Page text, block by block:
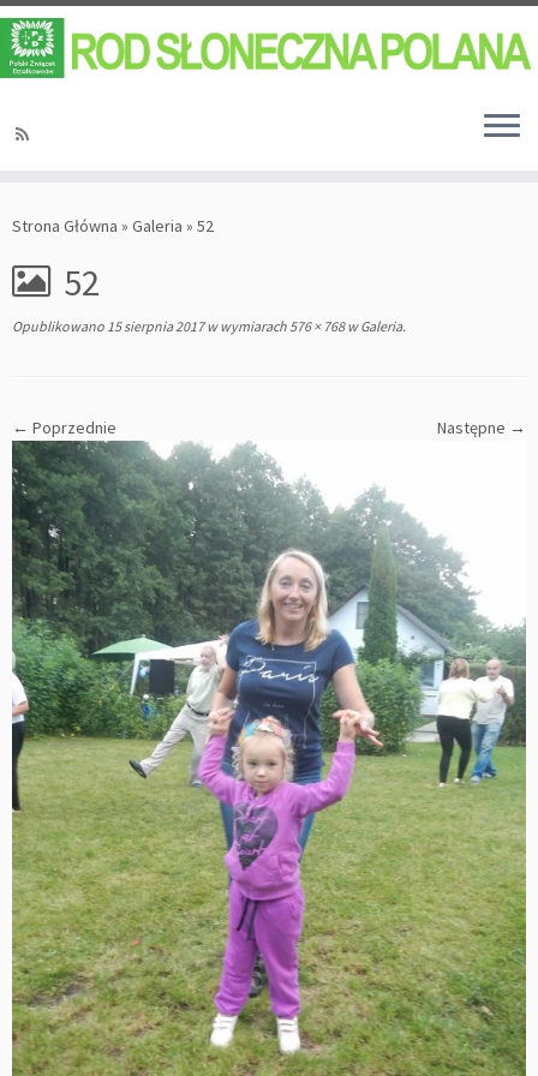
Strona Główna » Galeria » 52
52
Opublikowano 15 sierpnia 2017w wymiarach 576 × 768wGaleria.
← Poprzednie Następne →